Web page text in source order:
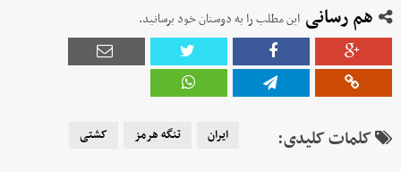
هم رسانی این مطلب را به دوستان خود برسانید.
کلمات کلیدی: ایران تنگه هرمز کشتی